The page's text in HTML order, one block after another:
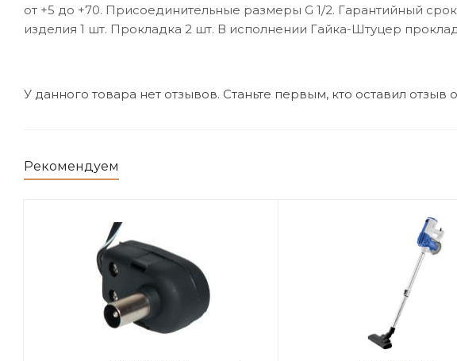
от +5 до +70. Присоединительные размеры G 1/2. Гарантийный
изделия 1 шт. Прокладка 2 шт. В исполнении Гайка-Штуцер
У данного товара нет отзывов. Станьте первым, кто оставил отзыв
Рекомендуем